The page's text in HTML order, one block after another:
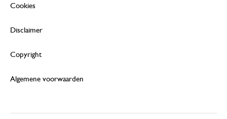
Cookies
Disclaimer
Copyright
Algemene voorwaarden